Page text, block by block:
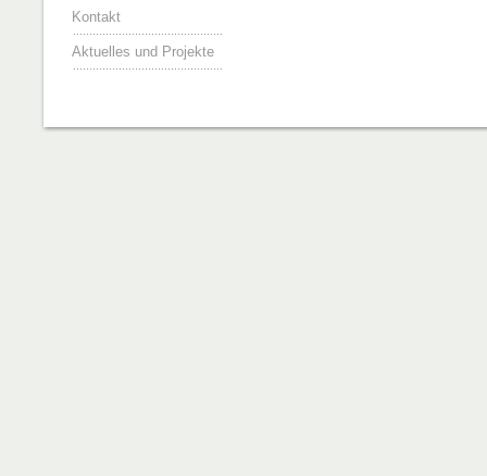
Kontakt
Aktuelles und Projekte